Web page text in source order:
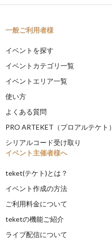
一般ご利用者様
イベントを探す
イベントカテゴリ一覧
イベントエリア一覧
使い方
よくある質問
PRO ARTEKET（プロアルテケト）
シリアルコード受け取り
イベント主催者様へ
teket(テケト)とは？
イベント作成の方法
ご利用料金について
teketの機能ご紹介
ライブ配信について